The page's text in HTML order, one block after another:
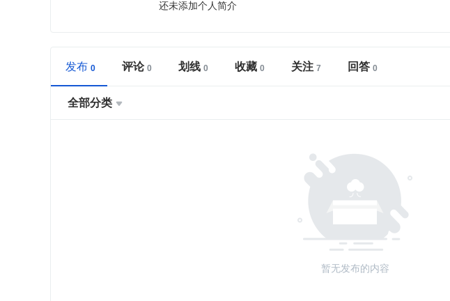
还未添加个人简介
发布 评论 划线 收藏 关注 回答
全部分类 
暂无发布的内容